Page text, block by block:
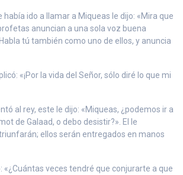
había ido a llamar a Miqueas le dijo: «Mira que
anuncian a una sola voz buena
tú también como uno de ellos, y anuncia
«¡Por la vida del Señor, sólo diré lo que mi
al rey, este le dijo: «Miqueas, ¿podemos ir a
de Galaad, o debo desistir?». El le
ellos serán entregados en manos
«¿Cuántas veces tendré que conjurarte a que